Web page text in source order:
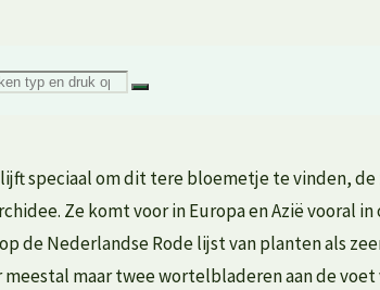
speciaal om dit tere bloemetje te vinden,
Ze komt voor in Europa en Azië vooral
de Nederlandse Rode lijst van planten als
meestal maar twee wortelbladeren aan de